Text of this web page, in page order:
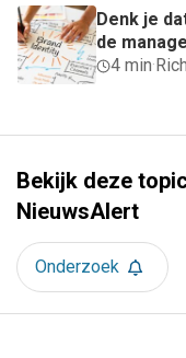
Denk je
de
4 min·
Bekijk deze
NieuwsAlert
Onderzoek